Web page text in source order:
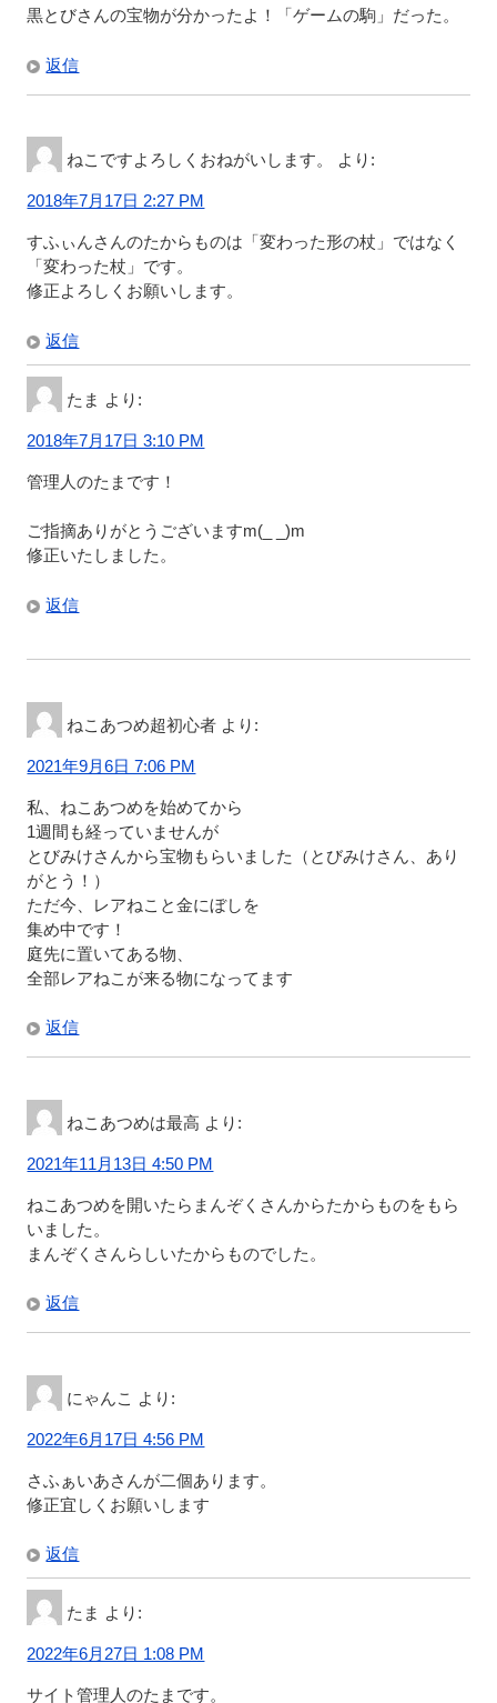
黒とびさんの宝物が分かったよ！「ゲームの駒」だった。
返信
ねこですよろしくおねがいします。 より:
2018年7月17日 2:27 PM
すふぃんさんのたからものは「変わった形の杖」ではなく
「変わった杖」です。
修正よろしくお願いします。
返信
たま より:
2018年7月17日 3:10 PM
管理人のたまです！
ご指摘ありがとうございますm(_ _)m
修正いたしました。
返信
ねこあつめ超初心者 より:
2021年9月6日 7:06 PM
私、ねこあつめを始めてから
1週間も経っていませんが
とびみけさんから宝物もらいました（とびみけさん、あり
がとう！）
ただ今、レアねこと金にぼしを
集め中です！
庭先に置いてある物、
全部レアねこが来る物になってます
返信
ねこあつめは最高 より:
2021年11月13日 4:50 PM
ねこあつめを開いたらまんぞくさんからたからものをもら
いました。
まんぞくさんらしいたからものでした。
返信
にゃんこ より:
2022年6月17日 4:56 PM
さふぁいあさんが二個あります。
修正宜しくお願いします
返信
たま より:
2022年6月27日 1:08 PM
サイト管理人のたまです。